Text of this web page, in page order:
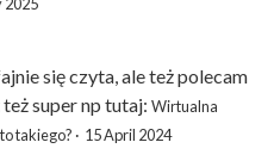
się czyta, ale też polecam
super np tutaj: Wirtualna
takiego? · 15 April 2024